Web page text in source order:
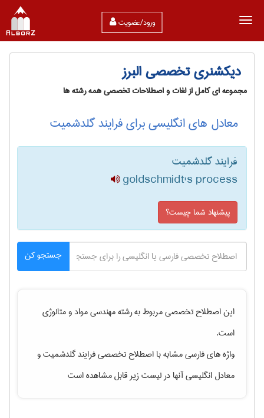
ورود/عضویت
دیکشنری تخصصی البرز
مجموعه ای کامل از لغات و اصطلاحات تخصصی همه رشته ها
معادل های انگلیسی برای فرایند گلدشمیت
فرایند گلدشمیت
goldschmidt's process
پیشنهاد شما چیست؟
جستجو کن
این اصطلاح تخصصی مربوط به رشتهمهندسی مواد و متالوژی
است.
واژه های فارسی مشابه با اصطلاح تخصصیفرایند گلدشمیتو
معادل انگلیسی آنها در لیست زیر قابل مشاهده است